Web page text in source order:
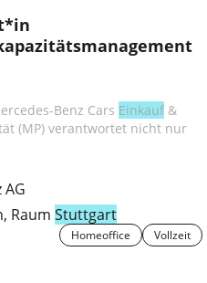
Benz Cars Einkauf &
(MP) verantwortet nicht nur
AG
Raum Stuttgart
Homeoffice Vollzeit